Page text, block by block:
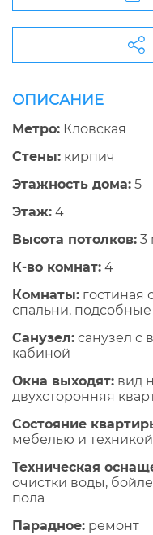
ОПИСАНИЕ
Метро: Кловская
Стены: кирпич
Этажность дома: 5
Этаж: 4
Высота потолков: 3
К-во комнат: 4
Комнаты: гостиная
спальни,
Санузел: санузел с
кабиной
Окна выходят: вид
двухсторонняя
Состояние
мебелью и техникой
Техническая
очистки воды,
пола
Парадное: ремонт